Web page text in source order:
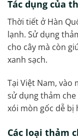
Tác dụng của
Thời tiết ở Hàn
lạnh. Sử dụng
cho cây mà còn
xanh sạch.
Tại Việt Nam, vào
sử dụng thảm che
xói mòn gốc dễ bị
Các loại thảm